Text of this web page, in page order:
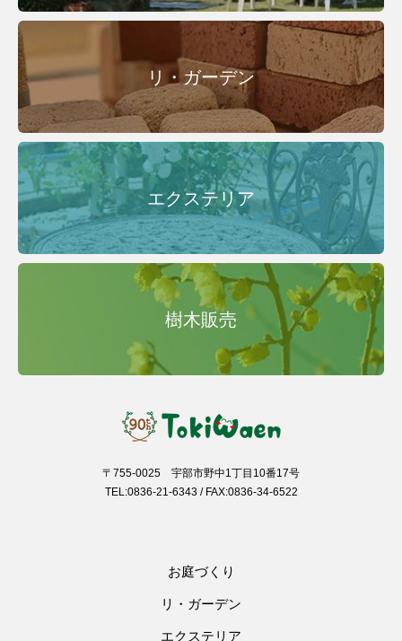
リ・ガーデン
エクステリア
樹木販売
〒755-0025 宇部市野中1丁目10番17号
TEL:0836-21-6343 / FAX:0836-34-6522
お庭づくり
リ・ガーデン
エクステリア